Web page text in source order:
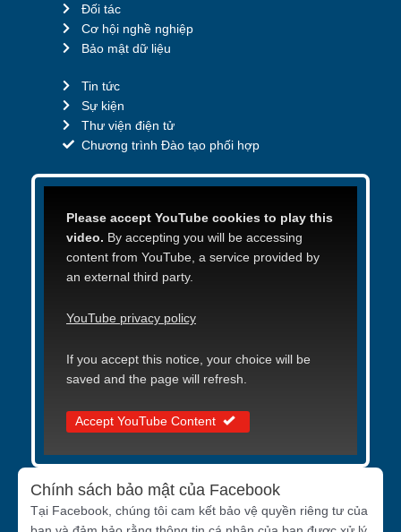
Đối tác
Cơ hội nghề nghiệp
Bảo mật dữ liệu
Tin tức
Sự kiện
Thư viện điện tử
Chương trình Đào tạo phối hợp
Please accept YouTube cookies to play this
video. By accepting you will be accessing
content from YouTube, a service provided by
an external third party.
YouTube privacy policy
If you accept this notice, your choice will be
saved and the page will refresh.
Accept YouTube Content
Chính sách bảo mật của Facebook
Tại Facebook, chúng tôi cam kết bảo vệ quyền riêng tư của